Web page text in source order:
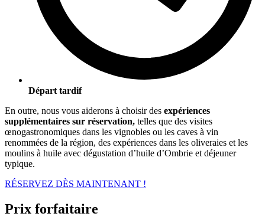
Départ tardif
En outre, nous vous aiderons à choisir des expériences
supplémentaires sur réservation, telles que des visites
œnogastronomiques dans les vignobles ou les caves à vin
renommées de la région, des expériences dans les oliveraies et les
moulins à huile avec dégustation d’huile d’Ombrie et déjeuner
typique.
RÉSERVEZ DÈS MAINTENANT !
Prix forfaitaire